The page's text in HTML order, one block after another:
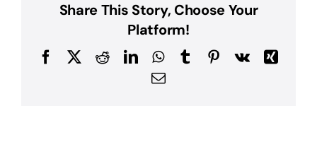
Share This Story, Choose Your
Platform!
FacebookRedditLinkedInWhatsApp
TumblrPinterest
Vk
Xing
E-